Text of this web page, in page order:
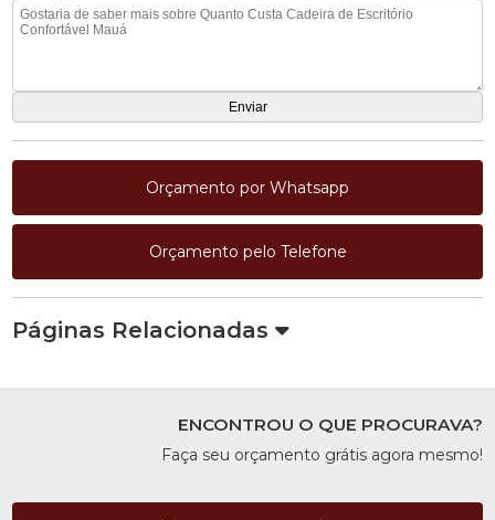
Orçamento por Whatsapp
Orçamento pelo Telefone
Páginas Relacionadas
ENCONTROU O QUE PROCURAVA?
Faça seu orçamento grátis agora mesmo!